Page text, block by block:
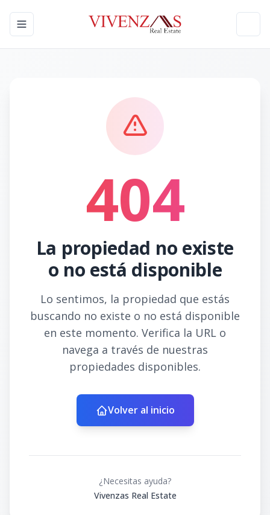
Toggle navigation menu
404
La propiedad no existe
o no está disponible
Lo sentimos, la propiedad que estás
buscando no existe o no está disponible
en este momento. Verifica la URL o
navega a través de nuestras
propiedades disponibles.
Volver al inicio
¿Necesitas ayuda?
Vivenzas Real Estate